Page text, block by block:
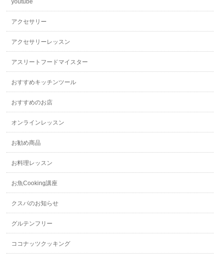
youtube
アクセサリー
アクセサリーレッスン
アスリートフードマイスター
おすすめキッチンツール
おすすめのお店
オンラインレッスン
お勧め商品
お料理レッスン
お魚Cooking講座
クスパのお知らせ
グルテンフリー
ココナッツクッキング